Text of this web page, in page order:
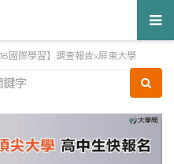
國際學習】調查報告x屏東大學